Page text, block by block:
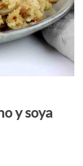
y soya